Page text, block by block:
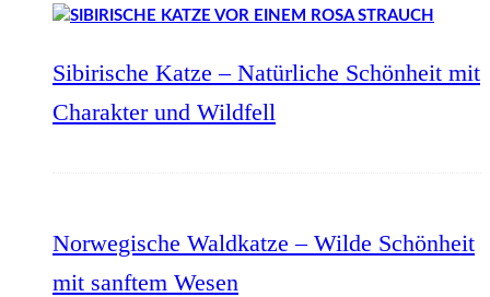
Sibirische Katze – Natürliche Schönheit mit
Charakter und Wildfell
Norwegische Waldkatze – Wilde Schönheit
mit sanftem Wesen